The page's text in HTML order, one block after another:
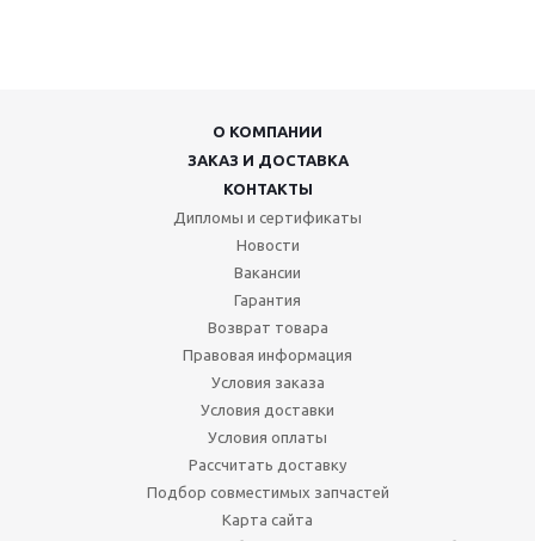
О КОМПАНИИ
ЗАКАЗ И ДОСТАВКА
КОНТАКТЫ
Дипломы и сертификаты
Новости
Вакансии
Гарантия
Возврат товара
Правовая информация
Условия заказа
Условия доставки
Условия оплаты
Рассчитать доставку
Подбор совместимых запчастей
Карта сайта